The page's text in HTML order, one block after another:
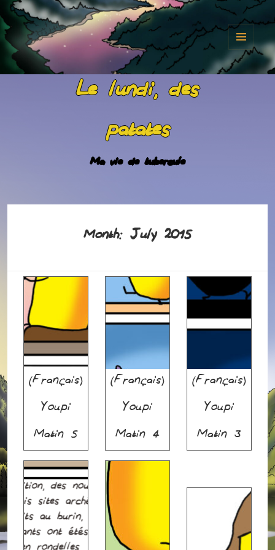
MENU
Le lundi, des
patates
Ma vie de tubercule
Month: July 2015
(Français)
Youpi
Matin 5
(Français)
Youpi
Matin 4
(Français)
Youpi
Matin 3